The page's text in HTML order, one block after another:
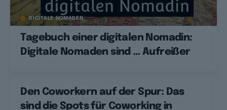
DIGITALE NOMADEN
Tagebuch einer digitalen Nomadin:
Digitale Nomaden sind … Aufreißer
Den Coworkern auf der Spur: Das
sind die Spots für Coworking in